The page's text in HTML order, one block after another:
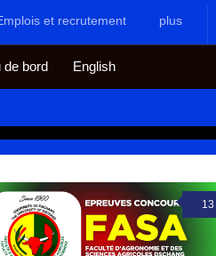
et recrutement plus
de bord English
13